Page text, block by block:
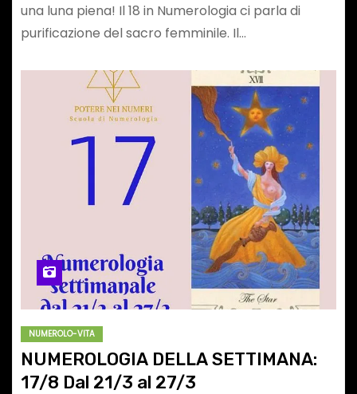
una luna piena! Il 18 in Numerologia ci parla di
purificazione del sacro femminile. Il…
NUMEROLO-VITA
NUMEROLOGIA DELLA SETTIMANA:
17/8 Dal 21/3 al 27/3